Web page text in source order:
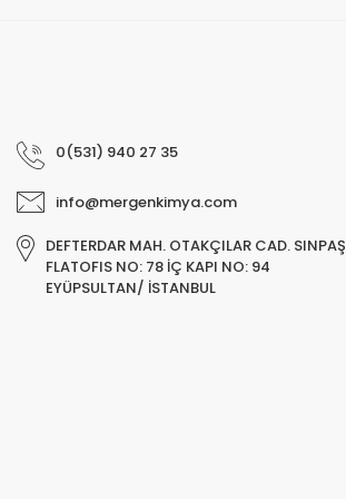
0(531) 940 27 35
info@mergenkimya.com
DEFTERDAR MAH. OTAKÇILAR CAD. SINPAŞ
FLATOFIS NO: 78 İÇ KAPI NO: 94
EYÜPSULTAN/ İSTANBUL